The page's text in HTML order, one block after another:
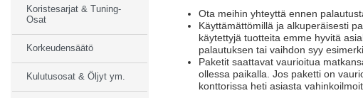
Ota meihin yhteyttä ennen
Käyttämättömillä ja alkuperäisesti
käytettyjä tuotteita emme hyvitä
palautuksen tai vaihdon syy
Paketit saattavat vaurioitua
ollessa paikalla. Jos paketti on
konttorissa heti asiasta
Koristesarjat & Tuning-
Osat
Korkeudensäätö
Kulutusosat & Öljyt ym.